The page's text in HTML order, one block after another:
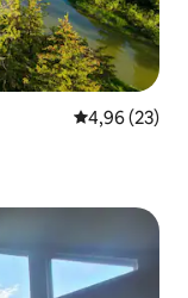
Середня
4,96 (23)